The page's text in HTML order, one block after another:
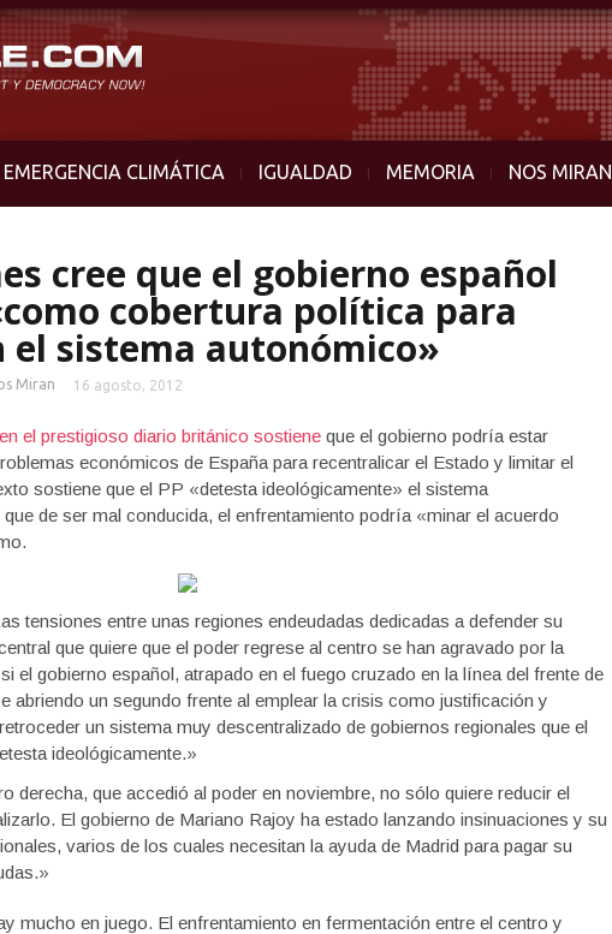
EMERGENCIA CLIMÁTICA IGUALDAD MEMORIA NOS MIRAN
cree que el gobierno español
cobertura política para
el sistema autonómico»
Miran 16 agosto, 2012
el prestigioso diario británico sostiene que el gobierno podría estar
económicos de España para recentralicar el Estado y limitar el
sostiene que el PP «detesta ideológicamente» el sistema
de ser mal conducida, el enfrentamiento podría «minar el acuerdo
tensiones entre unas regiones endeudadas dedicadas a defender su
que quiere que el poder regrese al centro se han agravado por la
el gobierno español, atrapado en el fuego cruzado en la línea del frente de
abriendo un segundo frente al emplear la crisis como justificación y
un sistema muy descentralizado de gobiernos regionales que el
ideológicamente.»
derecha, que accedió al poder en noviembre, no sólo quiere reducir el
El gobierno de Mariano Rajoy ha estado lanzando insinuaciones y su
varios de los cuales necesitan la ayuda de Madrid para pagar su
mucho en juego. El enfrentamiento en fermentación entre el centro y